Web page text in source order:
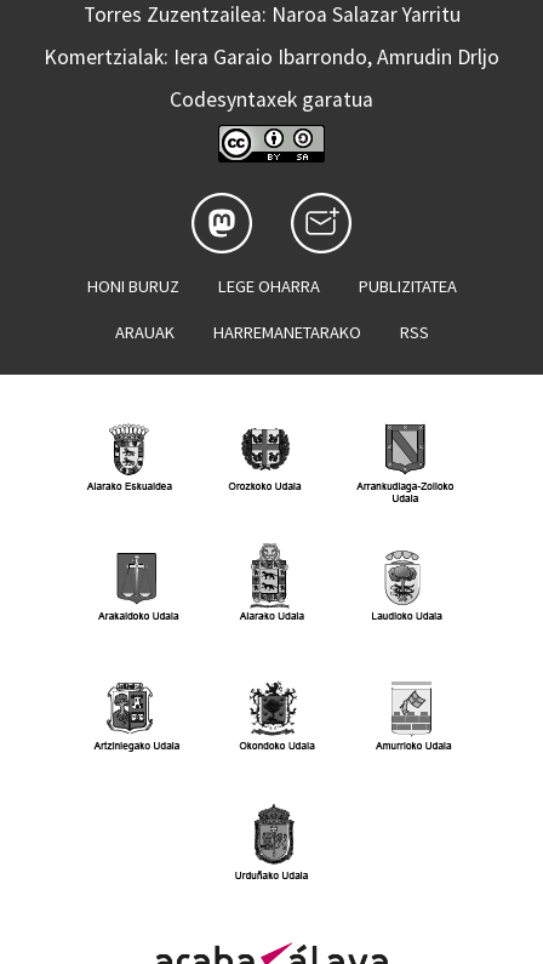
Torres Zuzentzailea: Naroa Salazar Yarritu
Komertzialak: Iera Garaio Ibarrondo, Amrudin Drljo
Codesyntaxek garatua
HONI BURUZ LEGE OHARRA PUBLIZITATEA
ARAUAK HARREMANETARAKO RSS